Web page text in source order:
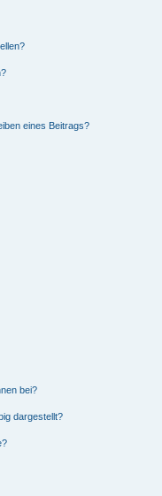
eines Beitrags?
bei?
dargestellt?